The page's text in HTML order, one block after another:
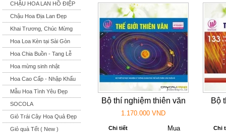
CHẬU HOA LAN HỒ ĐIỆP
Chậu Hoa Địa Lan Đẹp
Khai Trương, Chúc Mừng
Hoa Loa Kèn tại Sài Gòn
Hoa Chia Buồn - Tang Lễ
Hoa mừng sinh nhật
Hoa Cao Cấp - Nhập Khẩu
Mẫu Hoa Tình Yêu Đẹp
SOCOLA
Giỏ Trái Cây Hoa Quả Đẹp
Giỏ quà Tết ( New )
Bộ thí nghiệm thiên văn
1.170.000 VND
Chi tiết
Bộ
Chi